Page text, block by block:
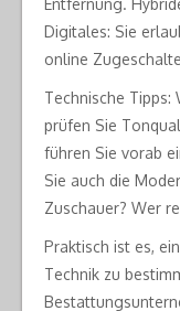
Entfernung.
Digitales: Sie
online
Technische
prüfen Sie
führen Sie vorab
Sie auch die
Zuschauer? Wer
Praktisch ist es,
Technik zu